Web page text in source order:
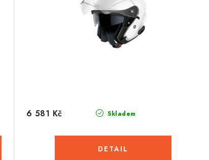
Skladem
6 581 Kč